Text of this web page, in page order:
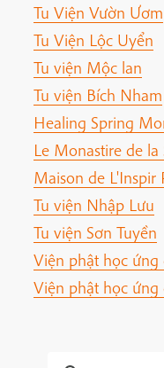
Tu Viện Vườn Ươm
Tu Viện Lộc Uyển
Tu viện Mộc lan
Tu viện Bích Nham
Healing Spring
Le Monastire de la
Maison de L'Inspir
Tu viện Nhập Lưu
Tu viện Sơn Tuyền
Viện phật học
Viện phật học